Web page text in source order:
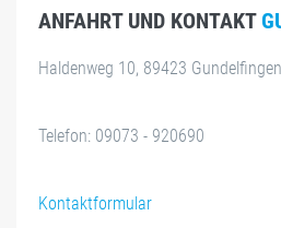
ANFAHRT UND KONTAKT
Haldenweg 10, 89423 Gundelfingen
Telefon: 09073 - 920690
Kontaktformular